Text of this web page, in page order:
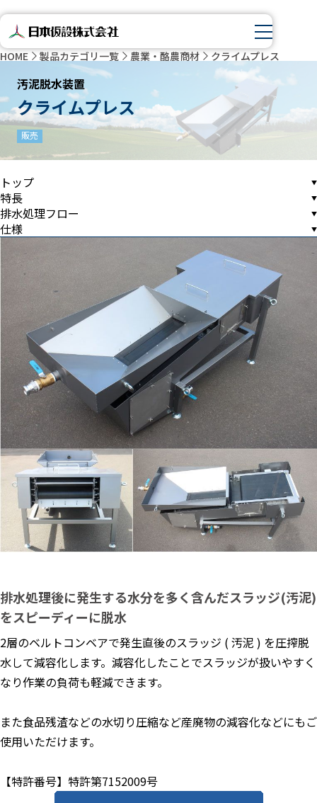
HOME 製品カテゴリ一覧 農業・酪農商材 クライムプレス
汚泥脱水装置
クライムプレス
販売
トップ
特長
排水処理フロー
仕様
排水処理後に発生する水分を多く含んだスラッジ(汚泥)
をスピーディーに脱水
2層のベルトコンベアで発生直後のスラッジ ( 汚泥 ) を圧搾脱
水して減容化します。減容化したことでスラッジが扱いやすく
なり作業の負荷も軽減できます。
また食品残渣などの水切り圧縮など産廃物の減容化などにもご
使用いただけます。
【特許番号】特許第7152009号